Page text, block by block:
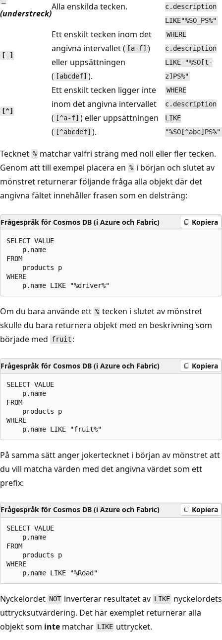
(understreck)
Alla enskilda tecken.
c.description
LIKE"%SO_PS%"
[ ]
Ett enskilt tecken inom det
angivna intervallet ( [a-f] )
eller uppsättningen
( [abcdef] ).
WHERE
c.description
LIKE "%SO[t-
z]PS%"
[^]
Ett enskilt tecken ligger inte
inom det angivna intervallet
( [^a-f] ) eller uppsättningen
( [^abcdef] ).
WHERE
c.description
LIKE
"%SO[^abc]PS%"
Tecknet % matchar valfri sträng med noll eller fler tecken.
Genom att till exempel placera en % i början och slutet av
mönstret returnerar följande fråga alla objekt där det
angivna fältet innehåller frasen som en delsträng:
Frågespråk för Cosmos DB (i Azure och Fabric) Kopiera
SELECT VALUE
    p.name
FROM
    products p
WHERE
Om du bara använde ett % tecken i slutet av mönstret
skulle du bara returnera objekt med en beskrivning som
började med fruit :
Frågespråk för Cosmos DB (i Azure och Fabric) Kopiera
SELECT VALUE
    p.name
FROM
    products p
WHERE
På samma sätt anger jokertecknet i början av mönstret att
du vill matcha värden med det angivna värdet som ett
prefix:
Frågespråk för Cosmos DB (i Azure och Fabric) Kopiera
SELECT VALUE
    p.name
FROM
    products p
WHERE
Nyckelordet NOT inverterar resultatet av LIKEnyckelordets
uttrycksutvärdering. Det här exemplet returnerar alla
objekt som inte matchar LIKE uttrycket.